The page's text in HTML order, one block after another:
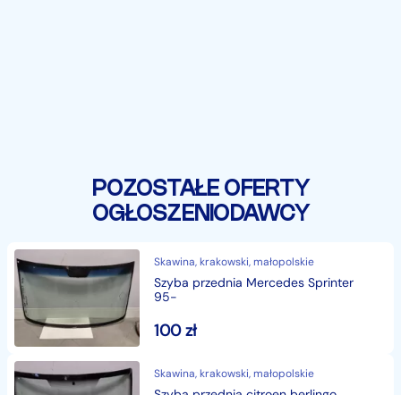
POZOSTAŁE OFERTY
OGŁOSZENIODAWCY
Skawina, krakowski, małopolskie
Szyba przednia Mercedes Sprinter
95-
100zł
Skawina, krakowski, małopolskie